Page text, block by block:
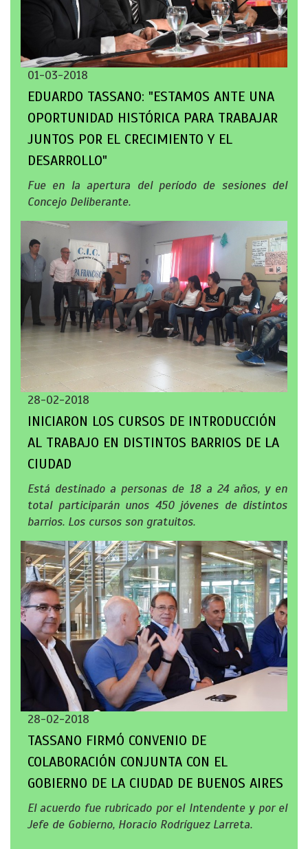
01-03-2018
EDUARDO TASSANO: "ESTAMOS ANTE UNA
OPORTUNIDAD HISTÓRICA PARA TRABAJAR
JUNTOS POR EL CRECIMIENTO Y EL
DESARROLLO"
Fue en la apertura del período de sesiones del
Concejo Deliberante.
28-02-2018
INICIARON LOS CURSOS DE INTRODUCCIÓN
AL TRABAJO EN DISTINTOS BARRIOS DE LA
CIUDAD
Está destinado a personas de 18 a 24 años, y en
total participarán unos 450 jóvenes de distintos
barrios. Los cursos son gratuitos.
28-02-2018
TASSANO FIRMÓ CONVENIO DE
COLABORACIÓN CONJUNTA CON EL
GOBIERNO DE LA CIUDAD DE BUENOS AIRES
El acuerdo fue rubricado por el Intendente y por el
Jefe de Gobierno, Horacio Rodríguez Larreta.